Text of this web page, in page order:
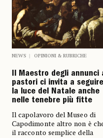
NEWS OPINIONI & RUBRICHE
Il Maestro degli annunci
pastori ci invita a seguire
la luce del Natale anche
nelle tenebre più fitte
Il capolavoro del Museo di
Capodimonte altro non è
il racconto semplice della